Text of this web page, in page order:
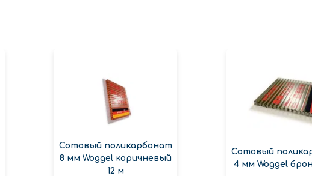
Сотовый поликарбонат
8 мм Woggel коричневый
12 м
Сотовый
4 мм Woggel